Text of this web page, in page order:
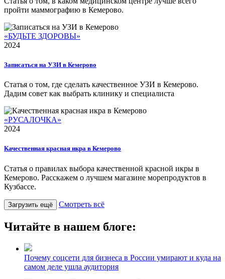
пройти маммографию в Кемерово.
«БУДЬТЕ ЗДОРОВЫ»
2024
Записаться на УЗИ в Кемерово
Статья о том, где сделать качественное УЗИ в Кемерово.
Дадим совет как выбрать клинику и специалиста
«РУСАЛОЧКА»
2024
Качественная красная икра в Кемерово
Статья о правилах выбора качественной красной икры в
Кемерово. Расскажем о лучшем магазине морепродуктов в
Кузбассе.
Загрузить ещё Смотреть всё
Читайте в нашем блоге:
Почему соцсети для бизнеса в России умирают и куда на
самом деле ушла аудитория